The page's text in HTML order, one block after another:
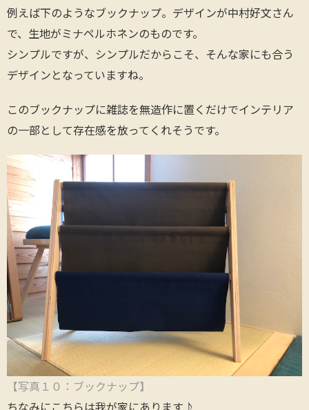
例えば下のようなブックナップ。デザインが中村好文さん
で、生地がミナペルホネンのものです。
シンプルですが、シンプルだからこそ、そんな家にも合う
デザインとなっていますね。
このブックナップに雑誌を無造作に置くだけでインテリア
の一部として存在感を放ってくれそうです。
【写真１０：ブックナップ】
ちなみにこちらは我が家にあります♪